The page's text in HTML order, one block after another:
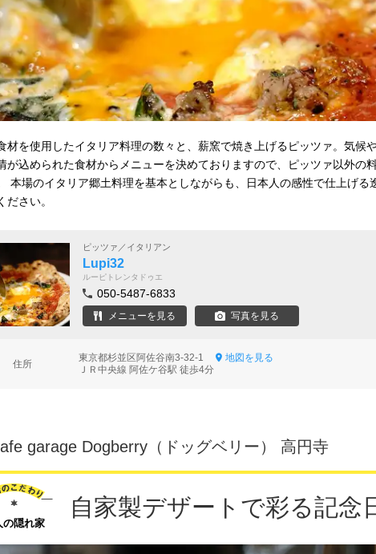
材を使用したイタリア料理の数々と、薪窯で焼き上げるピッツァ。気候
が込められた食材からメニューを決めておりますので、ピッツァ以外の
本場のイタリア郷土料理を基本としながらも、日本人の感性で仕上げる
ださい。
ピッツァ／イタリアン
Lupi32
ルーピトレンタドゥエ
050-5487-6833
メニューを見る 写真を見る
住所
東京都杉並区阿佐谷南3-32-1
地図を見る
ＪＲ中央線 阿佐ケ谷駅 徒歩4分
garage Dogberry（ドッグベリー） 高円寺
の隠れ家
自家製デザートで彩る記念